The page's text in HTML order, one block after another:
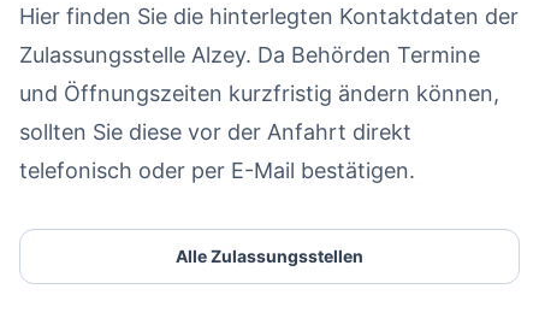
Hier finden Sie die hinterlegten Kontaktdaten der
Zulassungsstelle Alzey. Da Behörden Termine
und Öffnungszeiten kurzfristig ändern können,
sollten Sie diese vor der Anfahrt direkt
telefonisch oder per E-Mail bestätigen.
Alle Zulassungsstellen